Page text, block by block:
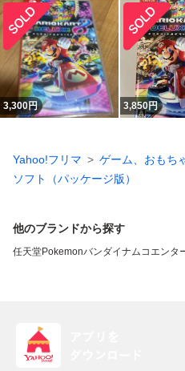
3,300円 3,850円
Yahoo!フリマ ゲーム、おもち
ソフト（パッケージ版）
他のブランドから探す
任天堂Pokemonバンダイナムコエンタ